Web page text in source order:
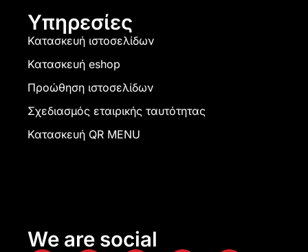
Υπηρεσίες
Κατασκευή ιστοσελίδων
Κατασκευή eshop
Προώθηση ιστοσελίδων
Σχεδιασμός εταιρικής ταυτότητας
Κατασκευή QR MENU
We are social